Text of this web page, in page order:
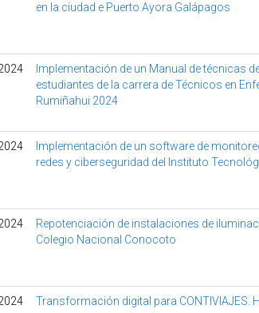
en la ciudad e Puerto Ayora Galápagos
Implementación de un Manual de técnicas
estudiantes de la carrera de Técnicos en
Rumiñahui 2024
Implementación de un software de
redes y ciberseguridad del Instituto
Repotenciación de instalaciones de
Colegio Nacional Conocoto
Transformación digital para CONTIVIAJES.